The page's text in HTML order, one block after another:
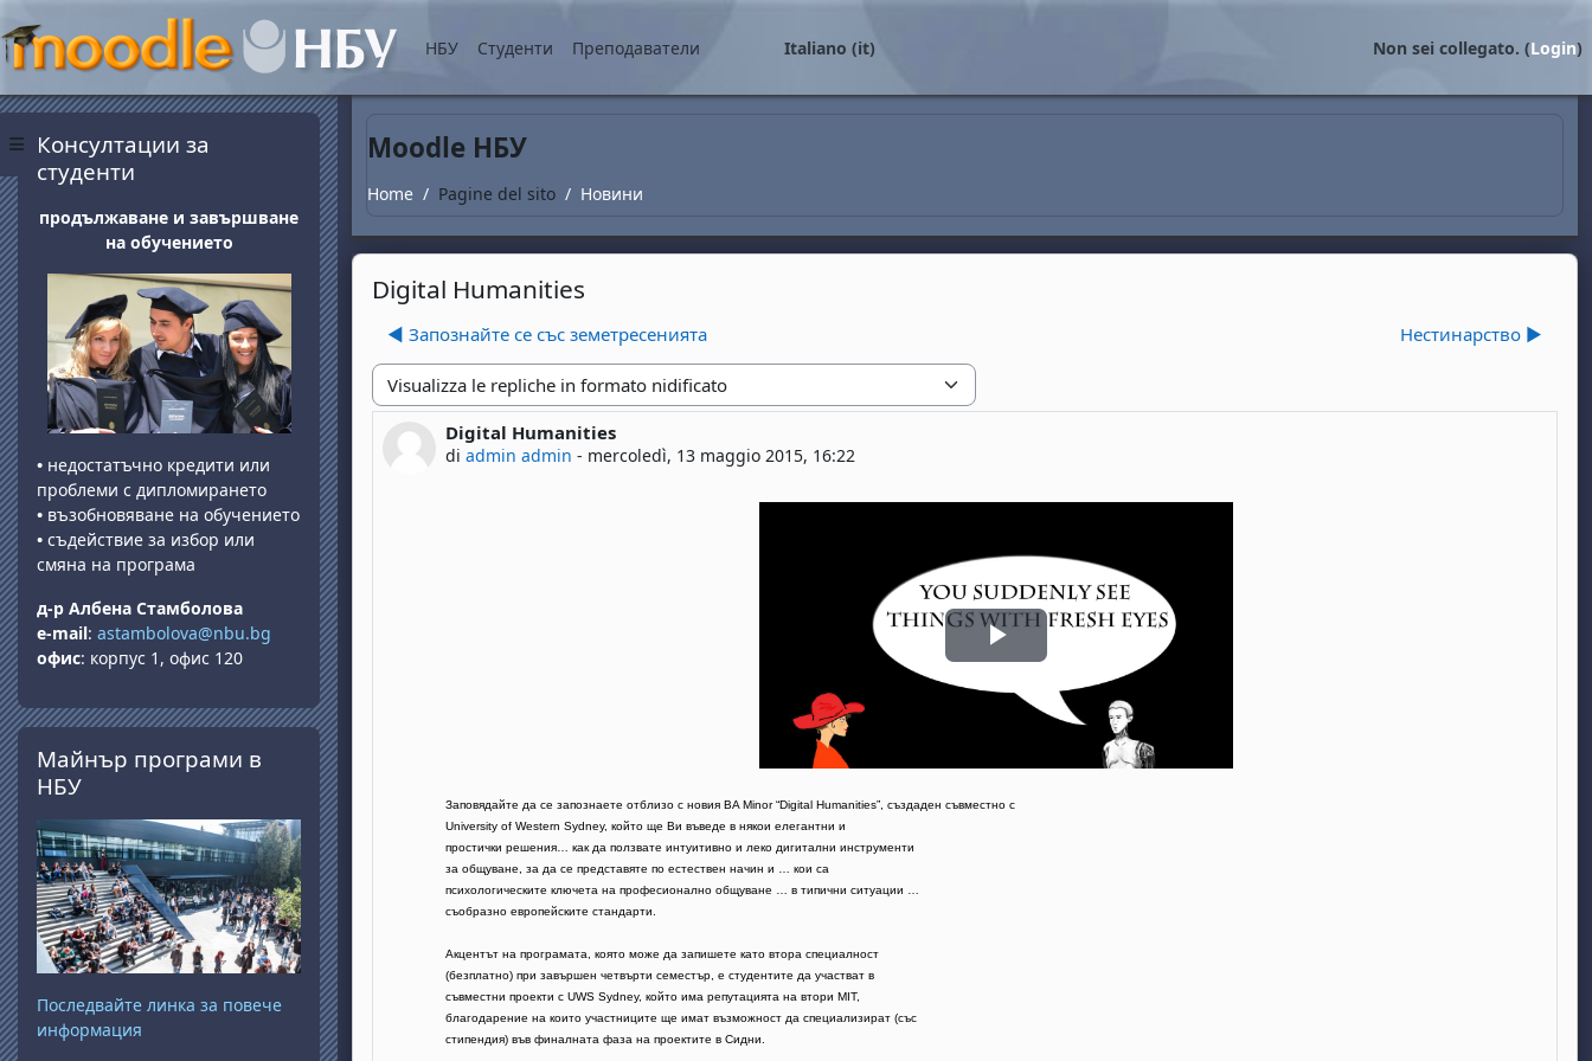
Pannello laterale
НБУ Студенти Преподаватели Italiano ‎(it)‎ Non sei collegato. (Login)
Moodle НБУ
Home Pagine del sito Новини
Digital Humanities
◀︎ Запознайте се със земетресенията Нестинарство ▶︎
Modalità visualizzazione
Digital Humanities
di admin admin - mercoledì, 13 maggio 2015, 16:22
Numero di risposte: 0
Riproduci il video
Заповядайте да се запознаете отблизо с новия BA Minor “Digital Humanities”, създаден съвместно с
University of Western Sydney, който ще Ви въведе в някои елегантни и
простички решения… как да ползвате интуитивно и леко дигитални инструменти
за общуване, за да се представяте по естествен начин и … кои са
психологическите ключета на професионално общуване … в типични ситуации …
съобразно европейските стандарти.
Акцентът на програмата, която може да запишете като втора специалност
(безплатно) при завършен четвърти семестър, е студентите да участват в
съвместни проекти с UWS Sydney, който има репутацията на втори MIT,
благодарение на които участниците ще имат възможност да специализират (със
стипендия) във финалната фаза на проектите в Сидни.
Blocchi
Консултации за
студенти
продължаване и завършване
на обучението
• недостатъчно кредити или
проблеми с дипломирането
• възобновяване на обучението
• съдействие за избор или
смяна на програма
д-р Албена Стамболова
e-mail: astambolova@nbu.bg
офис: корпус 1, офис 120
Salta Майнър програми в НБУ
Майнър програми в
НБУ
Последвайте линка за повече
информация